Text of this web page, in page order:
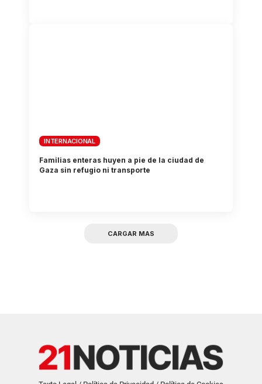
INTERNACIONAL
Familias enteras huyen a pie de la ciudad de
Gaza sin refugio ni transporte
CARGAR MAS